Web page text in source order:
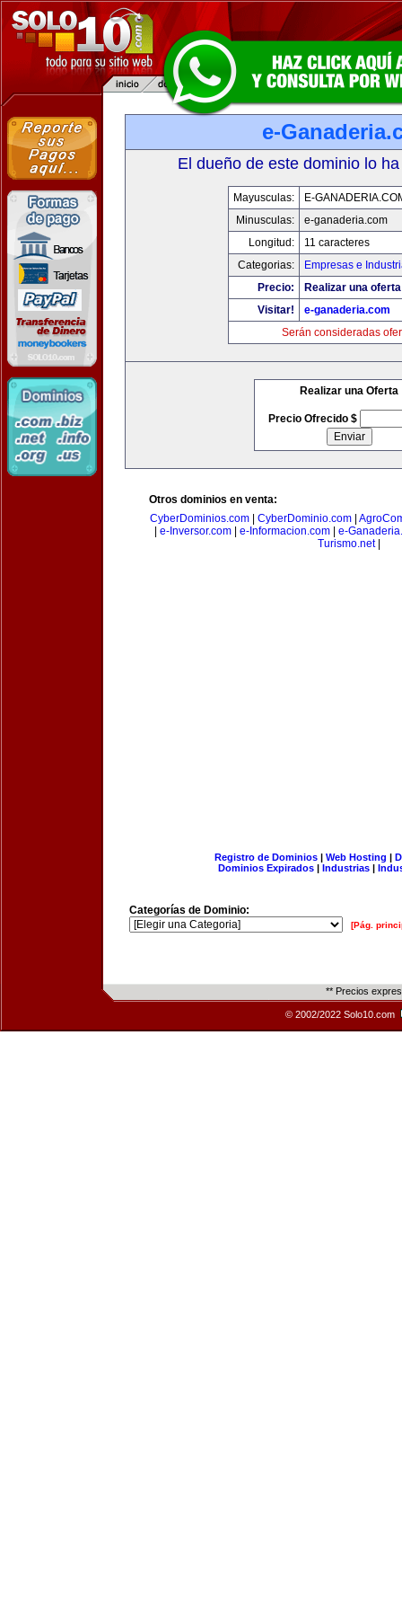
e-
El dueño de este dominio lo
Mayusculas:
E-
Minusculas:
e-ganaderia.com
Longitud:
11 caracteres
Categorias:
Empresas e
Precio:
Realizar una
Visitar!
e-ganaderia.com
Serán consideradas
Realizar una Oferta
Precio Ofrecido $
Otros dominios en venta:
CyberDominios.com| CyberDominio.com|
e-Inversor.com| e-Informacion.com| e-
Turismo.net|
Registro de Dominios| Web Hosting |
Dominios Expirados | Industrias |
Categorías de Dominio:
[Pág.
** Precios
© 2002/2022 Solo10.com